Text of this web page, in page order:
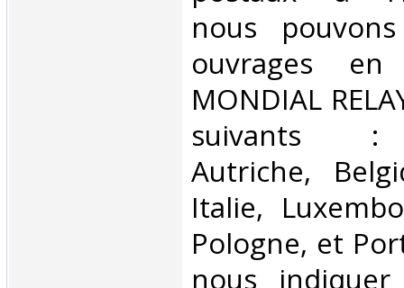
nous
ouvrages
MONDIAL
suivants :
Autriche,
Italie,
Pologne, et
nous